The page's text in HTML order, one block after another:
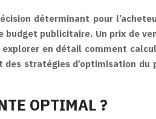
déterminant pour
publicitaire. Un prix de
en détail comment
stratégies d’optimisation du
OPTIMAL ?